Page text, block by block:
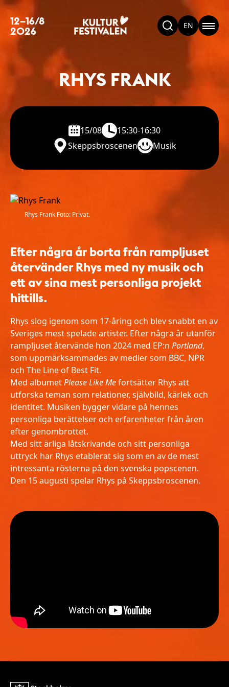
12–16/8
2026 EN
RHYS FRANK
15/08
15:30-16:30
Skeppsbroscenen
Musik
Rhys Frank Foto: Privat.
Efter några år borta från rampljuset
återvänder Rhys med ny musik och
ett av sina mest personliga projekt
hittills.
Rhys slog igenom som 17-åring och blev snabbt en av
Sveriges mest spelade artister. Efter några år utanför
rampljuset återvände hon 2024 med EP:n Portland,
som uppmärksammades av medier som BBC, NPR
och The Line of Best Fit.
Med albumetPlease Like Mefortsätter Rhys att
utforska teman som relationer, självbild, kärlek och
identitet. Musiken bygger vidare på hennes
personliga berättelser och erfarenheter från åren
efter genombrottet.
Med sitt ärliga låtskrivande och sitt personliga
uttryck har Rhys etablerat sig som en av de mest
intressanta rösterna på den svenska popscenen.
Den 15 augusti spelar Rhys på Skeppsbroscenen.